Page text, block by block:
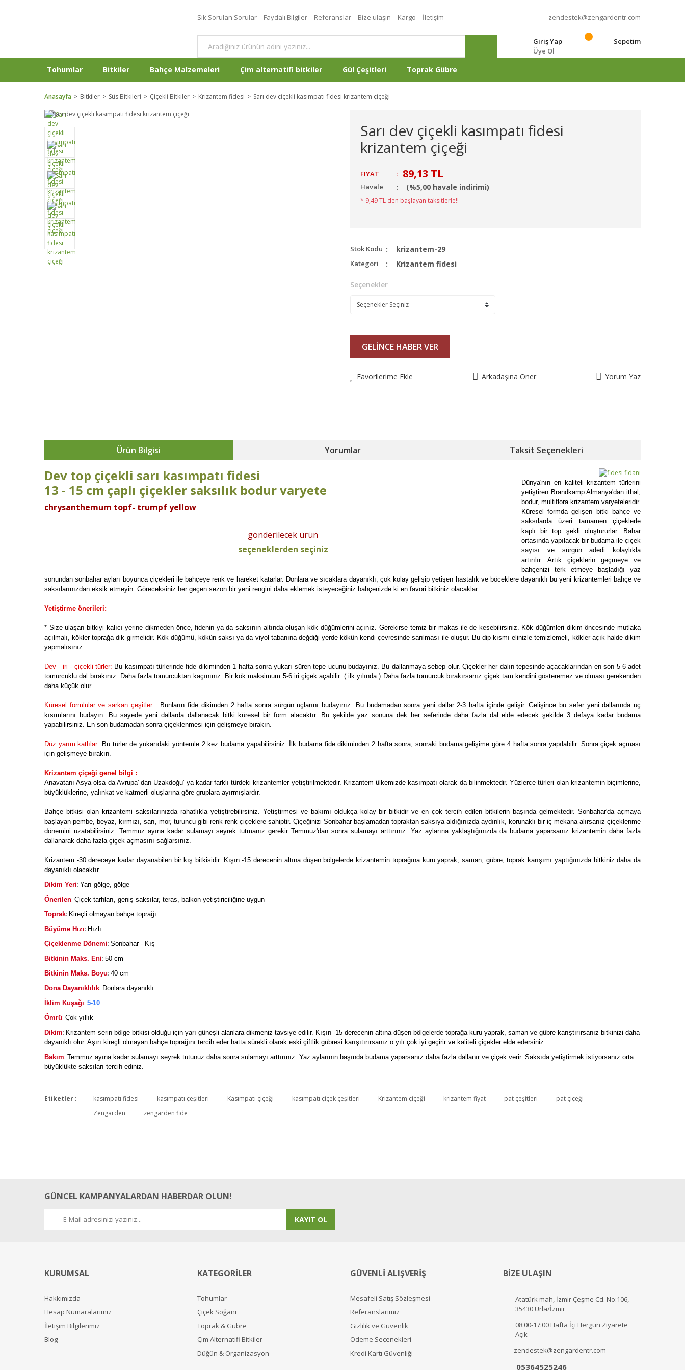
Sık Sorulan Sorular Faydalı Bilgiler Referanslar Bize ulaşın Kargo İletişim zendestek@zengardentr.com
Giriş Yap
Üye Ol
Sepetim
Tohumlar Bitkiler Bahçe Malzemeleri Çim alternatifi bitkiler Gül Çeşitleri Toprak Gübre
Anasayfa Bitkiler Süs Bitkileri Çiçekli Bitkiler Krizantem fidesi Sarı dev çiçekli kasımpatı fidesi krizantem çiçeği
Sarı dev çiçekli kasımpatı fidesi
krizantem çiçeği
FIYAT : 89,13 TL
Havale (%5,00 havale indirimi)
* 9,49 TL den başlayan taksitlerle!!
Stok Kodu krizantem-29
Kategori Krizantem fidesi
Seçenekler
GELİNCE HABER VER
Favorilerime Ekle Arkadaşına Öner Yorum Yaz
Ürün Bilgisi Yorumlar Taksit Seçenekleri
Dev top çiçekli sarı kasımpatı fidesi
13 - 15 cm çaplı çiçekler saksılık bodur varyete
chrysanthemum topf- trumpf yellow
gönderilecek ürün
seçeneklerden seçiniz
Dünya'nın en kaliteli krizantem türlerini
yetiştiren Brandkamp Almanya'dan ithal,
bodur, multiflora krizantem varyeteleridir.
Küresel formda gelişen bitki bahçe ve
saksılarda üzeri tamamen çiçeklerle
kaplı bir top şekli oluştururlar. Bahar
ortasında yapılacak bir budama ile çiçek
sayısı ve sürgün adedi kolaylıkla
artırılır. Artık çiçeklerin geçmeye ve
bahçenizi terk etmeye başladığı yaz
sonundan sonbahar ayları boyunca çiçekleri ile bahçeye renk ve hareket katarlar. Donlara ve sıcaklara dayanıklı, çok kolay gelişip yetişen hastalık ve böceklere dayanıklı bu yeni krizantemleri bahçe ve
saksılarınızdan eksik etmeyin. Göreceksiniz her geçen sezon bir yeni rengini daha eklemek isteyeceğiniz bahçenizde ki en favori bitkiniz olacaklar.
Yetiştirme önerileri:
* Size ulaşan bitkiyi kalıcı yerine dikmeden önce, fidenin ya da saksının altında oluşan kök düğümlerini açınız. Gerekirse temiz bir makas ile de kesebilirsiniz. Kök düğümleri dikim öncesinde mutlaka
açılmalı, kökler toprağa dik girmelidir. Kök düğümü, kökün saksı ya da viyol tabanına değdiği yerde kökün kendi çevresinde sarılması ile oluşur. Bu dip kısmı elinizle temizlemeli, kökler açık halde dikim
yapmalısınız.
Dev - iri - çiçekli türler: Bu kasımpatı türlerinde fide dikiminden 1 hafta sonra yukarı süren tepe ucunu budayınız. Bu dallanmaya sebep olur. Çiçekler her dalın tepesinde açacaklarından en son 5-6 adet
tomurcuklu dal bırakınız. Daha fazla tomurcuktan kaçınınız. Bir kök maksimum 5-6 iri çiçek açabilir. ( ilk yılında ) Daha fazla tomurcuk bırakırsanız çiçek tam kendini gösteremez ve olması gerekenden
daha küçük olur.
Küresel formlular ve sarkan çeşitler : Bunların fide dikimden 2 hafta sonra sürgün uçlarını budayınız. Bu budamadan sonra yeni dallar 2-3 hafta içinde gelişir. Gelişince bu sefer yeni dallarında uç
kısımlarını budayın. Bu sayede yeni dallarda dallanacak bitki küresel bir form alacaktır. Bu şekilde yaz sonuna dek her seferinde daha fazla dal elde edecek şekilde 3 defaya kadar budama
yapabilirsiniz. En son budamadan sonra çiçeklenmesi için gelişmeye bırakın.
Düz yarım katlılar: Bu türler de yukarıdaki yöntemle 2 kez budama yapabilirsiniz. İlk budama fide dikiminden 2 hafta sonra, sonraki budama gelişime göre 4 hafta sonra yapılabilir. Sonra çiçek açması
için gelişmeye bırakın.
Krizantem çiçeği genel bilgi :
Anavatanı Asya olsa da Avrupa' dan Uzakdoğu' ya kadar farklı türdeki krizantemler yetiştirilmektedir. Krizantem ülkemizde kasımpatı olarak da bilinmektedir. Yüzlerce türleri olan krizantemin biçimlerine,
büyüklüklerine, yalınkat ve katmerli oluşlarına göre gruplara ayırmışlardır.
Bahçe bitkisi olan krizantemi saksılarınızda rahatlıkla yetiştirebilirsiniz. Yetiştirmesi ve bakımı oldukça kolay bir bitkidir ve en çok tercih edilen bitkilerin başında gelmektedir. Sonbahar'da açmaya
başlayan pembe, beyaz, kırmızı, sarı, mor, turuncu gibi renk renk çiçeklere sahiptir. Çiçeğinizi Sonbahar başlamadan topraktan saksıya aldığınızda aydınlık, korunaklı bir iç mekana alırsanız çiçeklenme
dönemini uzatabilirsiniz. Temmuz ayına kadar sulamayı seyrek tutmanız gerekir Temmuz'dan sonra sulamayı arttırınız. Yaz aylarına yaklaştığınızda da budama yaparsanız krizantemin daha fazla
dallanarak daha fazla çiçek açmasını sağlarsınız.
Krizantem -30 dereceye kadar dayanabilen bir kış bitkisidir. Kışın -15 derecenin altına düşen bölgelerde krizantemin toprağına kuru yaprak, saman, gübre, toprak karışımı yaptığınızda bitkiniz daha da
dayanıklı olacaktır.
Dikim Yeri: Yarı gölge, gölge
Önerilen: Çiçek tarhları, geniş saksılar, teras, balkon yetiştiriciliğine uygun
Toprak: Kireçli olmayan bahçe toprağı
Büyüme Hızı: Hızlı
Çiçeklenme Dönemi: Sonbahar - Kış
Bitkinin Maks. Eni: 50 cm
Bitkinin Maks. Boyu: 40 cm
Dona Dayanıklılık: Donlara dayanıklı
İklim Kuşağı: 5-10
Ömrü: Çok yıllık
Dikim: Krizantem serin bölge bitkisi olduğu için yarı güneşli alanlara dikmeniz tavsiye edilir. Kışın -15 derecenin altına düşen bölgelerde toprağa kuru yaprak, saman ve gübre karıştırırsanız bitkinizi daha
dayanıklı olur. Aşırı kireçli olmayan bahçe toprağını tercih eder hatta sürekli olarak eski çiftlik gübresi karışıtırırsanız o yılı çok iyi geçirir ve kaliteli çiçekler elde edersiniz.
Bakım: Temmuz ayına kadar sulamayı seyrek tutunuz daha sonra sulamayı arttırınız. Yaz aylarının başında budama yaparsanız daha fazla dallanır ve çiçek verir. Saksıda yetiştirmek istiyorsanız orta
büyüklükte saksıları tercih ediniz.
Yorum Yaz
Etiketler : kasımpatı fidesi kasımpatı çeşitleri Kasımpatı çiçeği kasımpatı çiçek çeşitleri Krizantem çiçeği krizantem fiyat pat çeşitleri
pat çiçeği
Zengarden
zengarden fide
GÜNCEL KAMPANYALARDAN HABERDAR OLUN!
KAYIT OL
KURUMSAL
Hakkımızda
Hesap Numaralarımız
İletişim Bilgilerimiz
Blog
KATEGORİLER
Tohumlar
Çiçek Soğanı
Toprak & Gübre
Çim Alternatifi Bitkiler
Düğün & Organizasyon
GÜVENLİ ALIŞVERİŞ
Mesafeli Satış Sözleşmesi
Referanslarımız
Gizlilik ve Güvenlik
Ödeme Seçenekleri
Kredi Kartı Güvenliği
BİZE ULAŞIN
Atatürk mah, İzmir Çeşme Cd. No:106,
35430 Urla/İzmir
08:00-17:00 Hafta İçi Hergün Ziyarete
Açık
zendestek@zengardentr.com
05364525246